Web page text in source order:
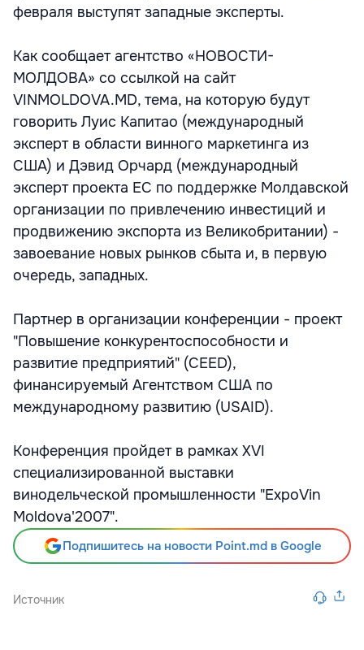
февраля выступят западные эксперты.
Как сообщает агентство «НОВОСТИ-
МОЛДОВА» со ссылкой на сайт
VINMOLDOVA.MD, тема, на которую будут
говорить Луис Капитао (международный
эксперт в области винного маркетинга из
США) и Дэвид Орчард (международный
эксперт проекта ЕС по поддержке Молдавской
организации по привлечению инвестиций и
продвижению экспорта из Великобритании) -
завоевание новых рынков сбыта и, в первую
очередь, западных.
Партнер в организации конференции - проект
"Повышение конкурентоспособности и
развитие предприятий" (CEED),
финансируемый Агентством США по
международному развитию (USAID).
Конференция пройдет в рамках XVI
специализированной выставки
винодельческой промышленности "ExpoVin
Moldova'2007".
Подпишитесь на новости Point.md в Google
Источник